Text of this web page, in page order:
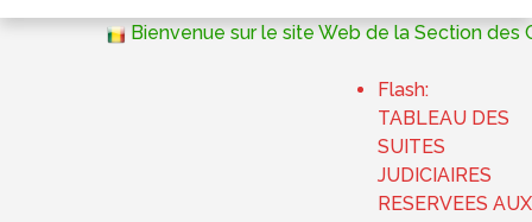
Bienvenue sur le site Web de la Section des
Flash:
TABLEAU DES
SUITES
JUDICIAIRES
RESERVEES AUX